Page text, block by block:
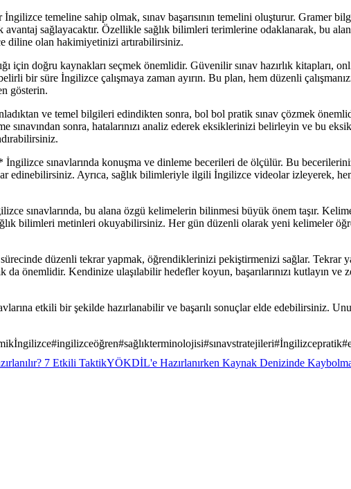
temeline sahip olmak, sınav başarısının temelini oluşturur. Gramer
avantaj sağlayacaktır. Özellikle sağlık bilimleri terimlerine odaklanarak, bu
diline olan hakimiyetinizi artırabilirsiniz.
için doğru kaynakları seçmek önemlidir. Güvenilir sınav hazırlık kitapları,
bir süre İngilizce çalışmaya zaman ayırın. Bu plan, hem düzenli
gösterin.
ve temel bilgileri edindikten sonra, bol bol pratik sınav çözmek
sonra, hatalarınızı analiz ederek eksiklerinizi belirleyin ve bu
sınavlarında konuşma ve dinleme becerileri de ölçülür. Bu
edinebilirsiniz. Ayrıca, sağlık bilimleriyle ilgili İngilizce videolar izleyerek,
sınavlarında, bu alana özgü kelimelerin bilinmesi büyük önem taşır.
bilimleri metinleri okuyabilirsiniz. Her gün düzenli olarak yeni kelimeler
düzenli tekrar yapmak, öğrendiklerinizi pekiştirmenizi sağlar. Tekrar
önemlidir. Kendinize ulaşılabilir hedefler koyun, başarılarınızı kutlayın ve
etkili bir şekilde hazırlanabilir ve başarılı sonuçlar elde edebilirsiniz.
#ingilizceöğren#sağlıkterminolojisi#sınavstratejileri#İngilizcepratik#
7 Etkili TaktikYÖKDİL'e Hazırlanırken Kaynak Denizinde